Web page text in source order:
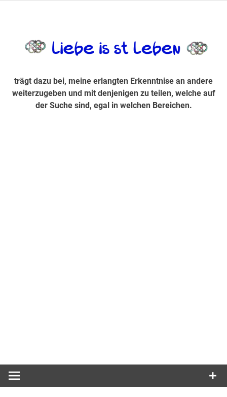
Suche sind, egal in welchen Bereichen.
trägt dazu bei, meine erlangten Erkenntnise an andere
weiterzugeben und mit denjenigen zu teilen, welche auf
der Suche sind, egal in welchen Bereichen.